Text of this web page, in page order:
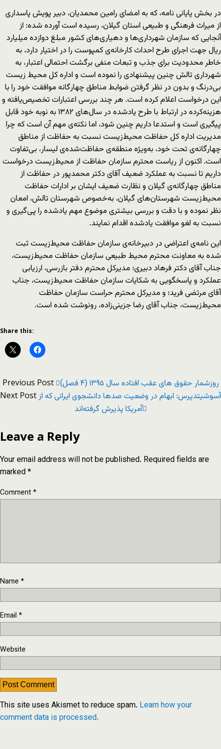
در بخش پایانی نامه، که به امضای رامین محمدیان، دبیر پویش پاسداری
از میراث فرهنگی و طبیعی استان گیلان، رسیده است آورده شده: از
آنجایی که سازمان شهرداری‌ها و دهیاری‌های کشور مبلغ دوازده میلیارد
ریال جهت اجرای طرح احداث کارخانه‌ی کمپوست را در اختیار دارد، به
خاطر محدودیت برای جذب و تبعات منفی برگشت احتمالی اعتبار، به
شهرداری تالش چنین پیشنهادی را نموده است و اداره کل محیط زیست
بی‌درنگ و بدون در نظر گرفتن ضوابط مناطق چهارگانه موافقت خود را با
این درخواست اعلام کرده است. هر چند بررسی اعتبارات تخصیص‌یافته و
هزینه‌کرده در ارتباط با طرح یادشده در سال‌های ۱۳۸۲ به نوبه خود قابل
پیگیری است و استدعا داریم چنین شود، اما نکته‌ی مهم آن است که چرا
مدیریت اداره کل حفاظت محیط‌زیست نسبت به حفاظت از مناطق
چهارگانه‌ی تحت خود، به‌ویژه منطقه‌ی حفاظت‌شده‌ی لیسار، بی‌تفاوت
است. اکنون از ریاست محترم سازمان حفاظت از محیط‌زیست درخواست
داریم تا نسبت به عملکرد ضعیف آقای دکتر محمدپور در حفاظت از
مناطق چهارگانه‌ی گیلان و نظارت ضعیف ایشان بر ادارات حفاظت
محیط‌زیست شهرستان‌های گیلان، به‌خصوص شهرستان تالش، امعان
نظر نموده و با دقت و بررسی بیشتری موضوع مهم یادشده را پی‌گیری و
نسبت به لغو موافقت یادشده اقدام نمایند.
این نامه‌ی اعتراضی در دبیرخانه‌ی سازمان حفاظت محیط‌زیست ثبت
شده به معاونت محترم محیط طبیعی سازمان حفاظت محیط‌زیست،
جناب آقای دکتر فرهاد دبیری؛ مدیرکل محترم دفتر بازرسی، ارزیابی
عملکرد و پاسخگویی به شکایات سازمان حفاظت محیط‌زیست، جناب
آقای مرتضی فرید؛ و مدیرکل محترم حراست سازمان حفاظت
محیط‌زیست، جناب آقای رضا جزینی‌زاده، رونوشت شده است.
Share this:
Previous Post روزشمار حقوق های عقب افتاده سال ۱۳۹۵ (۴ فصل)
Next Postآسوشیتدپرس: ابهام در وضعیت صدها دانشجوی ایرانی که از
آمریکا پذیرش گرفته‌اند
Leave a Reply
Your email address will not be published. Required fields are
marked*
Comment*
Name *
Email *
Website
This site uses Akismet to reduce spam. Learn how your
comment data is processed.